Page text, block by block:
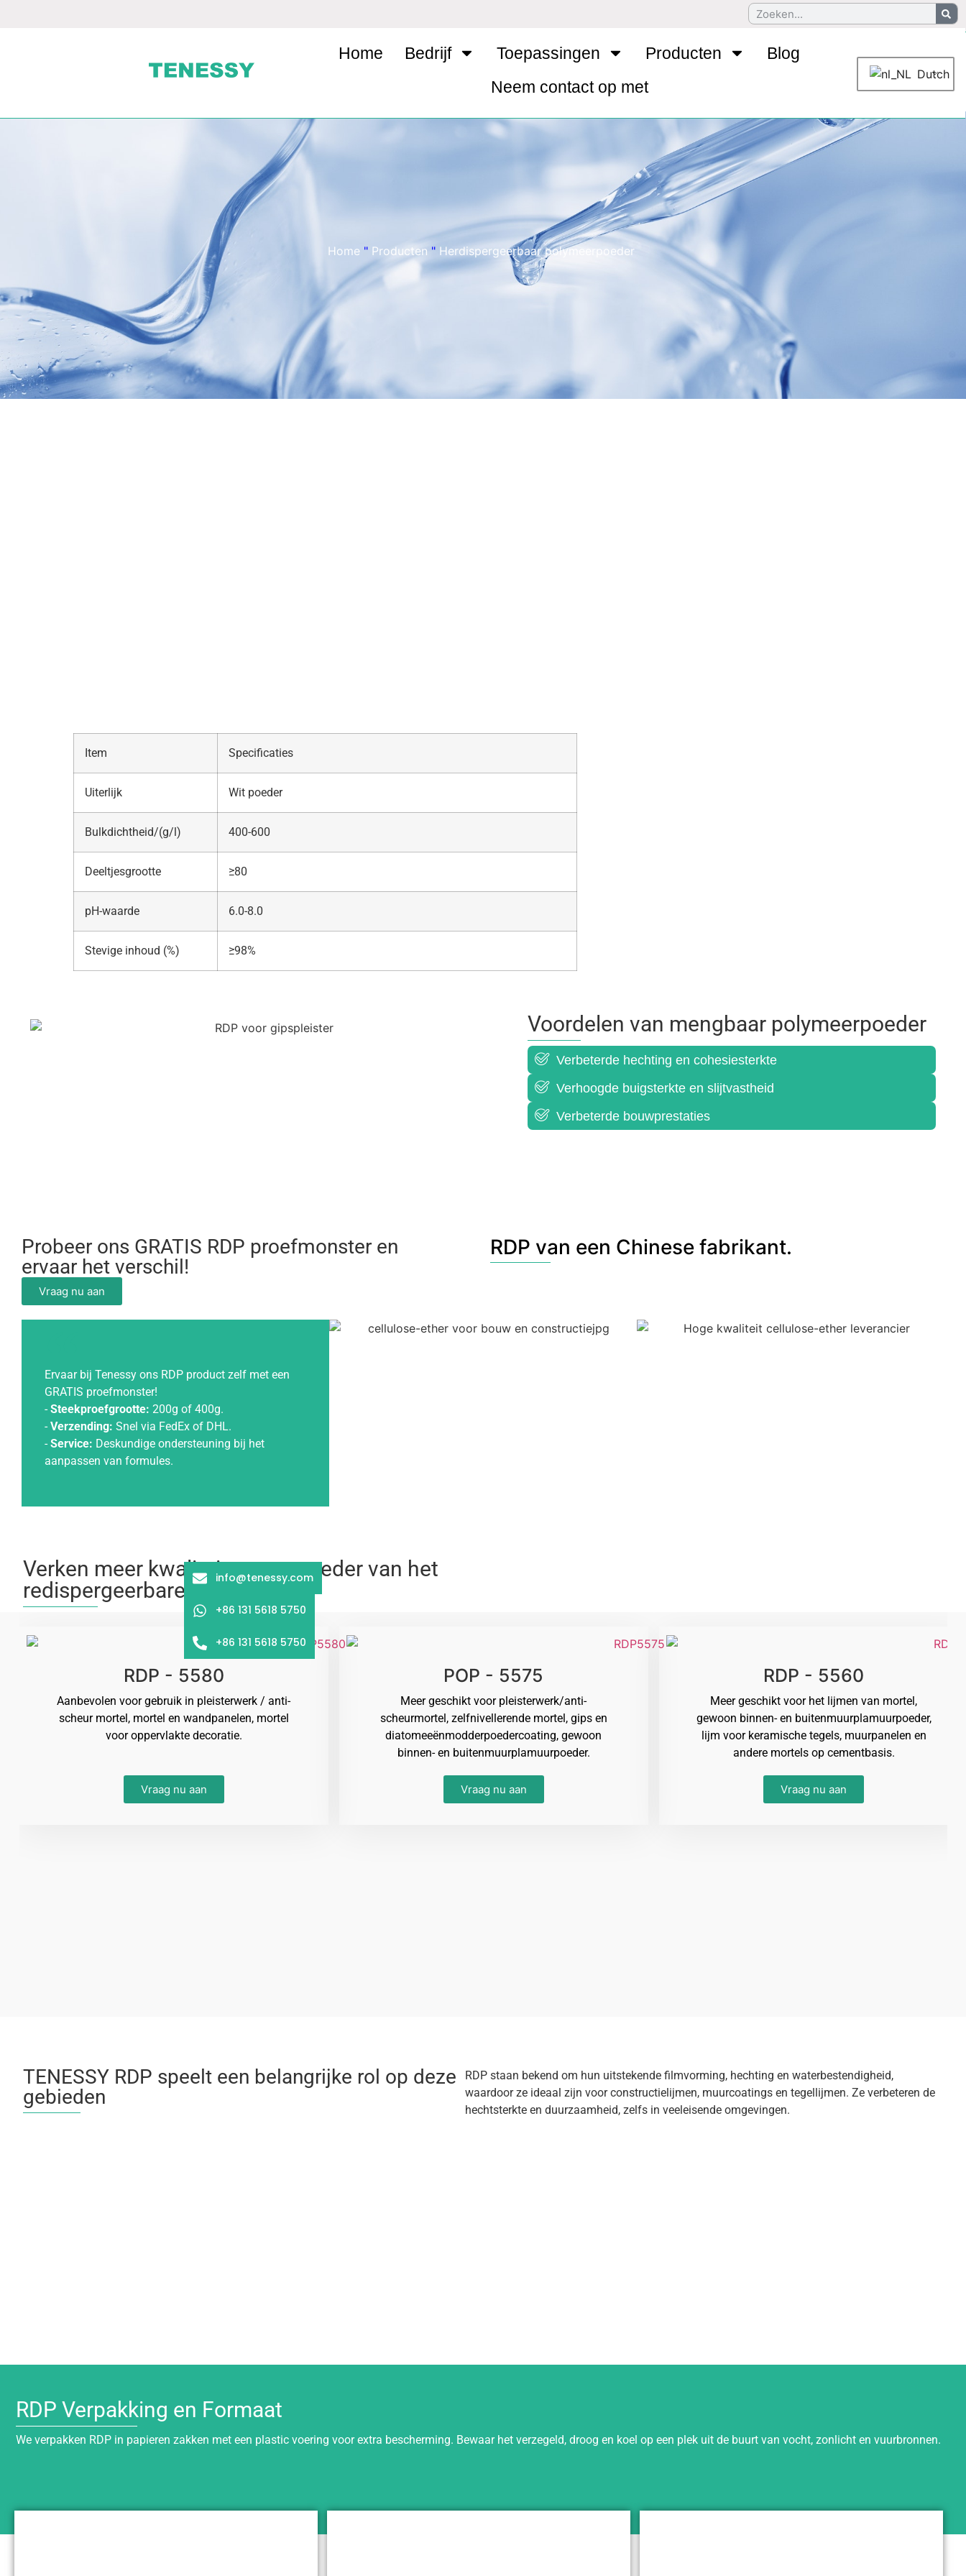
Home Bedrijf Toepassingen Producten
Blog
Neem contact op met
Dutch
Home " Producten " Herdispergeerbaar polymeerpoeder
Item Specificaties
Uiterlijk Wit poeder
Bulkdichtheid/(g/l) 400-600
Deeltjesgrootte ≥80
pH-waarde 6.0-8.0
Stevige inhoud (%) ≥98%
Voordelen van mengbaar polymeerpoeder
Verbeterde hechting en cohesiesterkte
Verhoogde buigsterkte en slijtvastheid
Verbeterde bouwprestaties
Probeer ons GRATIS RDP proefmonster en
ervaar het verschil!
Vraag nu aan
RDP van een Chinese fabrikant.
Ervaar bij Tenessy ons RDP product zelf met een
GRATIS proefmonster!
- Steekproefgrootte: 200g of 400g.
- Verzending: Snel via FedEx of DHL.
- Service: Deskundige ondersteuning bij het
aanpassen van formules.
Verken meer kwaliteiten van poeder van het
redispergeerbare polymeer
RDP - 5580
Aanbevolen voor gebruik in pleisterwerk / anti-
scheur mortel, mortel en wandpanelen, mortel
voor oppervlakte decoratie.
Vraag nu aan
POP - 5575
Meer geschikt voor pleisterwerk/anti-
scheurmortel, zelfnivellerende mortel, gips en
diatomeeënmodderpoedercoating, gewoon
binnen- en buitenmuurplamuurpoeder.
Vraag nu aan
RDP - 5560
Meer geschikt voor het lijmen van mortel,
gewoon binnen- en buitenmuurplamuurpoeder,
lijm voor keramische tegels, muurpanelen en
andere mortels op cementbasis.
Vraag nu aan
TENESSY RDP speelt een belangrijke rol op deze
gebieden
RDP staan bekend om hun uitstekende filmvorming, hechting en waterbestendigheid,
waardoor ze ideaal zijn voor constructielijmen, muurcoatings en tegellijmen. Ze verbeteren de
hechtsterkte en duurzaamheid, zelfs in veeleisende omgevingen.
RDP Verpakking en Formaat
We verpakken RDP in papieren zakken met een plastic voering voor extra bescherming. Bewaar het verzegeld, droog en koel op een plek uit de buurt van vocht, zonlicht en vuurbronnen.
info@tenessy.com
+86 131 5618 5750
+86 131 5618 5750